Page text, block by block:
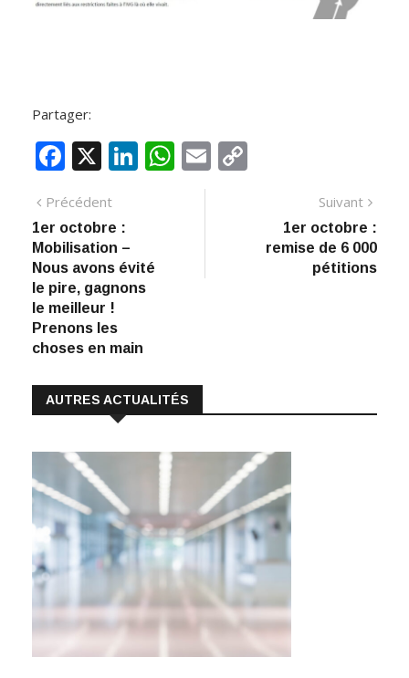
Partager:
F
e
b
o
o
k
X Li
dI
n
W E
Navigation
de
l’article
PrécédentArticle
précédent
1er octobre :
Mobilisation –
Nous avons évité
le pire, gagnons
le meilleur !
Prenons les
choses en main
Suivant
:
1er octobre :
remise de 6 000
pétitions
AUTRES ACTUALITÉS